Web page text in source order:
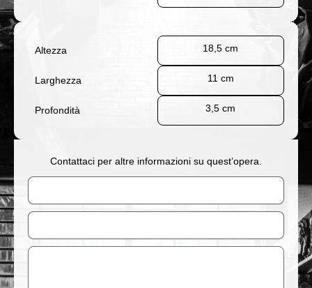
Altezza 18,5 cm
Larghezza 11 cm
Profondità 3,5 cm
Contattaci per altre informazioni su quest’opera.
Nome
Email
Messaggio